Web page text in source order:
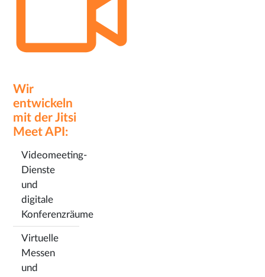
Wir
entwickeln
mit der Jitsi
Meet API:
Videomeeting-
Dienste
und
digitale
Konferenzräume
Virtuelle
Messen
und